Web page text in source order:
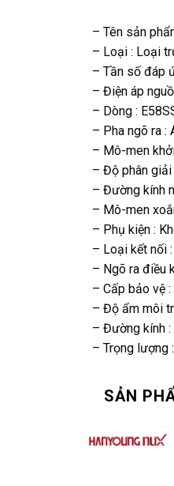
– Tên sản
– Loại : Loại
– Tần số đáp
– Điện áp
– Dòng :
– Pha ngõ ra :
– Mô-men
– Độ phân
– Đường kính
– Mô-men
– Phụ kiện :
– Loại kết nối
– Ngõ ra điều
– Cấp bảo vệ
– Độ ẩm môi
– Đường kính
– Trọng lượng
SẢN